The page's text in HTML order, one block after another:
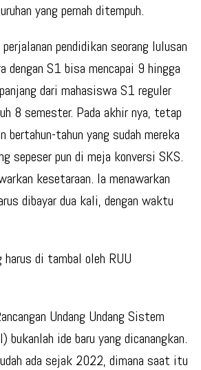
yang pernah ditempuh.
pendidikan seorang lulusan
dengan S1 bisa mencapai 9 hingga
dari mahasiswa S1 reguler
8 semester. Pada akhir nya, tetap
bertahun-tahun yang sudah mereka
sepeser pun di meja konversi SKS.
kesetaraan. Ia menawarkan
dibayar dua kali, dengan waktu
di tambal oleh RUU
Undang Undang Sistem
bukanlah ide baru yang dicanangkan.
ada sejak 2022, dimana saat itu